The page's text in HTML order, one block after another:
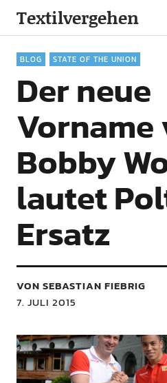
Textilvergehen
BLOG STATE OF THE UNION
Der neue
Vorname
Bobby
lautet
Ersatz
VON SEBASTIAN FIEBRIG
7. JULI 2015